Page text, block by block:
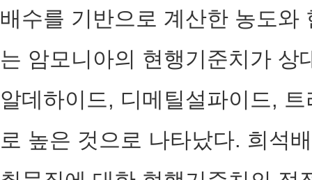
배수를 기반으로 계산한 농도와
는 암모니아의 현행기준치가 상
알데하이드, 디메틸설파이드,
로 높은 것으로 나타났다. 희석